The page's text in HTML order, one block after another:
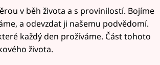
v běh života a s provinilostí. Bojíme
a odevzdat ji našemu podvědomí.
každý den prožíváme. Část tohoto
života.